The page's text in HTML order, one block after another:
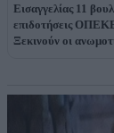
Εισαγγελίας 11
επιδοτήσεις
Ξεκινούν οι